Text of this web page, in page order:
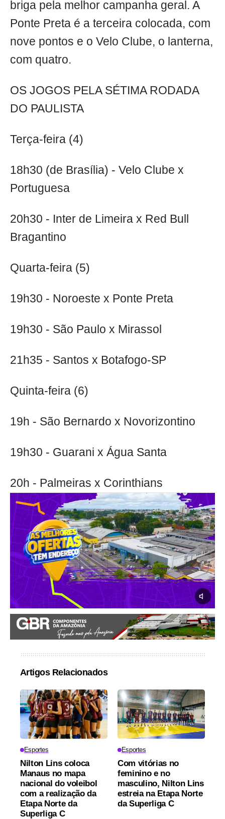
briga pela melhor campanha geral. A
Ponte Preta é a terceira colocada, com
nove pontos e o Velo Clube, o lanterna,
com quatro.
OS JOGOS PELA SÉTIMA RODADA
DO PAULISTA
Terça-feira (4)
18h30 (de Brasília) - Velo Clube x
Portuguesa
20h30 - Inter de Limeira x Red Bull
Bragantino
Quarta-feira (5)
19h30 - Noroeste x Ponte Preta
19h30 - São Paulo x Mirassol
21h35 - Santos x Botafogo-SP
Quinta-feira (6)
19h - São Bernardo x Novorizontino
19h30 - Guarani x Água Santa
20h - Palmeiras x Corinthians
Artigos Relacionados
Esportes
Nilton Lins coloca
Manaus no mapa
nacional do voleibol
com a realização da
Etapa Norte da
Superliga C
Esportes
Com vitórias no
feminino e no
masculino, Nilton Lins
estreia na Etapa Norte
da Superliga C